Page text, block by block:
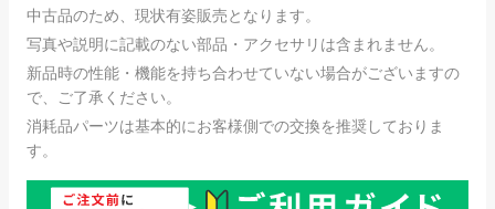
中古品のため、現状有姿販売となります。
写真や説明に記載のない部品・アクセサリは含まれません。
新品時の性能・機能を持ち合わせていない場合がございますの
で、ご了承ください。
消耗品パーツは基本的にお客様側での交換を推奨しておりま
す。